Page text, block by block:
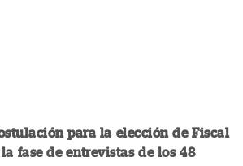
para la elección de Fiscal
fase de entrevistas de los 48